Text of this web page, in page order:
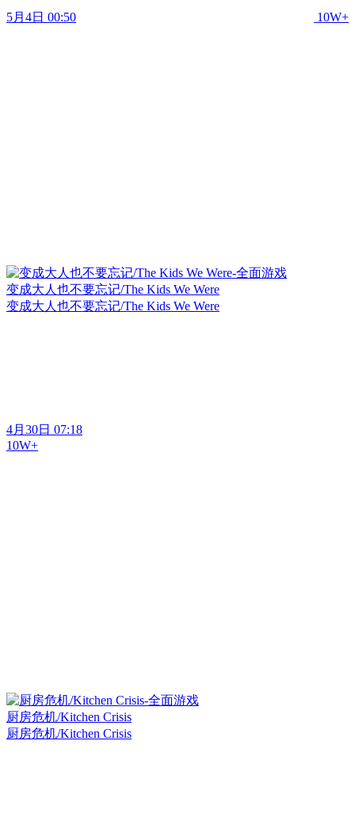
5月4日 00:50 10W+
变成大人也不要忘记/The Kids We Were
变成大人也不要忘记/The Kids We Were
4月30日 07:18
10W+
厨房危机/Kitchen Crisis
厨房危机/Kitchen Crisis